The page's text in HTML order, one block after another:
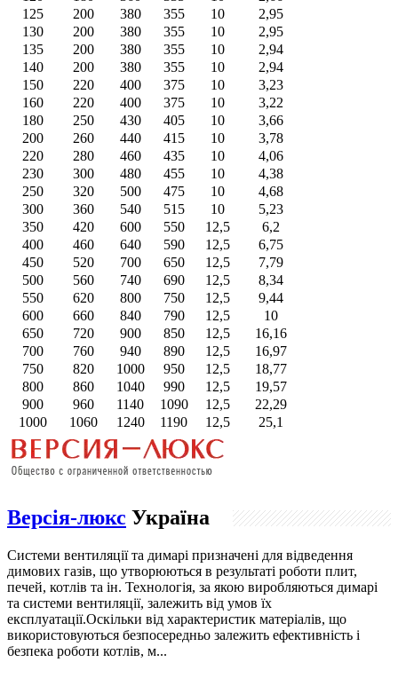
125
200 380 355 10
2,95
130
200 380 355 10
2,95
135
200 380 355 10
2,94
140
200 380 355 10
2,94
150
220 400 375 10
3,23
160
220 400 375 10
3,22
180
250 430 405 10
3,66
200
260 440 415 10
3,78
220
280 460 435 10
4,06
230
300 480 455 10
4,38
250
320 500 475 10
4,68
300
360 540 515 10
5,23
350
420 600 550 12,5
6,2
400
460 640 590 12,5
6,75
450
520 700 650 12,5
7,79
500
560 740 690 12,5
8,34
550
620 800 750 12,5
9,44
600
660 840 790 12,5
10
650
720 900 850 12,5
16,16
700
760 940 890 12,5
16,97
750
820 1000 950 12,5
18,77
800
860 1040 990 12,5
19,57
900
960 1140 1090 12,5
22,29
1000
1060 1240 1190 12,5 25,1
Версія-люкс Україна
Системи вентиляції та димарі призначені для відведення
димових газів, що утворюються в результаті роботи плит,
печей, котлів та ін. Технологія, за якою виробляються димарі
та системи вентиляції, залежить від умов їх
експлуатації.Оскільки від характеристик матеріалів, що
використовуються безпосередньо залежить ефективність і
безпека роботи котлів, м...